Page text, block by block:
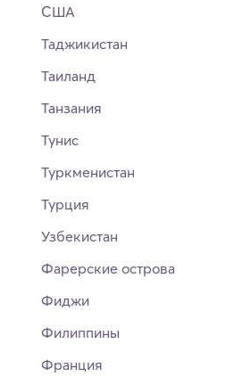
США
Таджикистан
Таиланд
Танзания
Тунис
Туркменистан
Турция
Узбекистан
Фарерские острова
Фиджи
Филиппины
Франция